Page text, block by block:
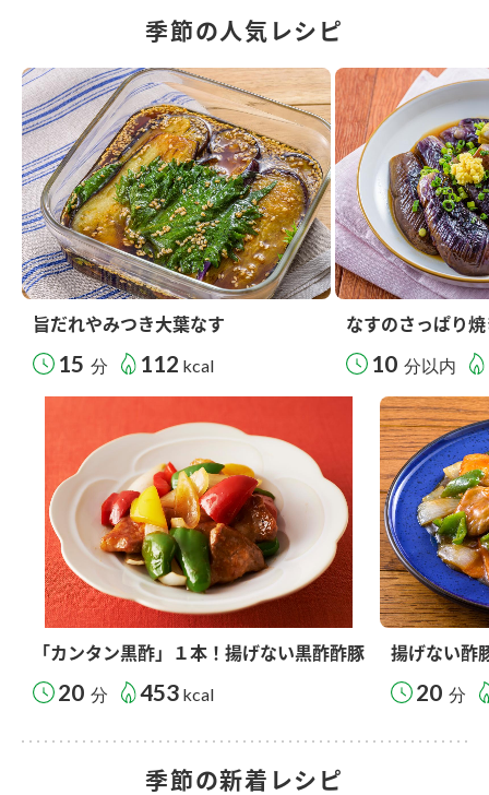
季節の人気レシピ
旨だれやみつき大葉なす
15 分 112 kcal
なすのさっぱり
10 分以内
「カンタン黒酢」１本！揚げない黒酢酢豚
20 分 453 kcal
揚げない酢
20 分
季節の新着レシピ